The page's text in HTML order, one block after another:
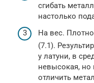
сгибать
настолько
На вес.
(7.1).
у латуни, в
невысокая, но
отличить